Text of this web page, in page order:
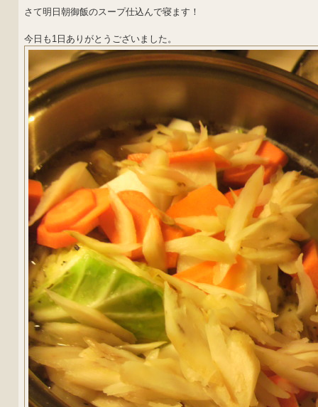
さて明日朝御飯のスープ仕込んで寝ます！
今日も1日ありがとうございました。